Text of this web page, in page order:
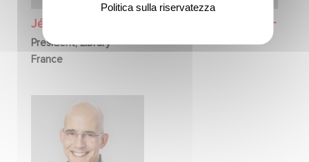
Jérôme SOULET
President, Library -
France
Politica sulla riservatezza